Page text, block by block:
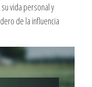
vida personal y
de la influencia